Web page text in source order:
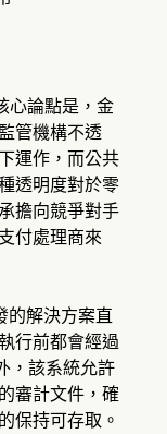
心論點是，金
管機構不透
運作，而公共
透明度對於零
擔向競爭對手
付處理商來
解決方案直
行前都會經過
，該系統允許
審計文件，確
保持可存取。